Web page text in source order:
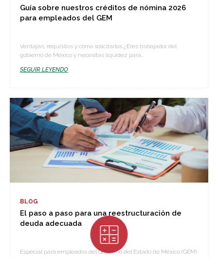
Guía sobre nuestros créditos de nómina 2026
para empleados del GEM
Ventajas, requisitos y cómo solicitarlos ¿Eres trabajador del
gobierno de México y necesitas liquidez para...
SEGUIR LEYENDO
BLOG
El paso a paso para una reestructuración de
deuda adecuada
Especial para empleados del Gobierno del Estado de México (GEM)